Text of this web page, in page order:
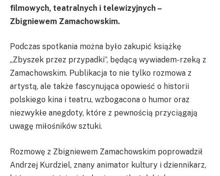
filmowych, teatralnych i telewizyjnych –
Zbigniewem Zamachowskim.
Podczas spotkania można było zakupić książkę
„Zbyszek przez przypadki”, będącą wywiadem-rzeką z
Zamachowskim. Publikacja to nie tylko rozmowa z
artystą, ale także fascynująca opowieść o historii
polskiego kina i teatru, wzbogacona o humor oraz
niezwykłe anegdoty, które z pewnością przyciągają
uwagę miłośników sztuki.
Rozmowę z Zbigniewem Zamachowskim poprowadził
Andrzej Kurdziel, znany animator kultury i dziennikarz,